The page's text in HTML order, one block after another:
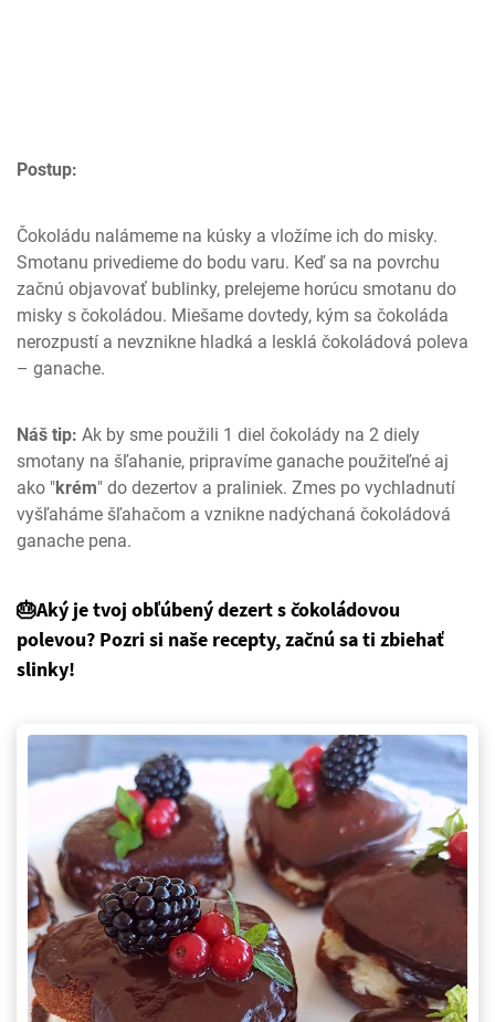
Postup:
Čokoládu nalámeme na kúsky a vložíme ich do misky.
Smotanu privedieme do bodu varu. Keď sa na povrchu
začnú objavovať bublinky, prelejeme horúcu smotanu do
misky s čokoládou. Miešame dovtedy, kým sa čokoláda
nerozpustí a nevznikne hladká a lesklá čokoládová poleva
– ganache.
Náš tip: Ak by sme použili 1 diel čokolády na 2 diely
smotany na šľahanie, pripravíme ganache použiteľné aj
ako "krém" do dezertov a praliniek. Zmes po vychladnutí
vyšľaháme šľahačom a vznikne nadýchaná čokoládová
ganache pena.
🎂Aký je tvoj obľúbený dezert s čokoládovou
polevou? Pozri si naše recepty, začnú sa ti zbiehať
slinky!